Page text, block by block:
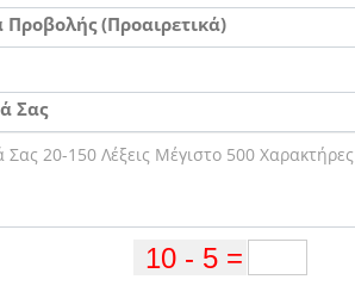
(Προαιρετικά)
Σας